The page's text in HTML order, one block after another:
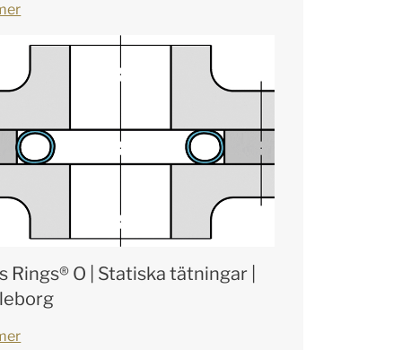
Rings® O | Statiska tätningar |